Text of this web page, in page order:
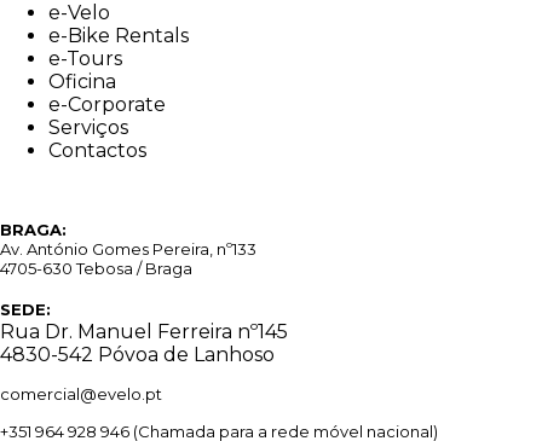
e-Velo
e-Bike Rentals
e-Tours
Oficina
e-Corporate
Serviços
Contactos
BRAGA:
Av. António Gomes Pereira, nº133
4705-630 Tebosa / Braga
SEDE:
Rua Dr. Manuel Ferreira nº145
4830-542 Póvoa de Lanhoso
comercial@evelo.pt
+351 964 928 946 (Chamada para a rede móvel nacional)